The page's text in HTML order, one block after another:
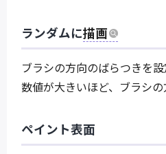
ランダムに描画
ブラシの方向のばらつきを
数値が大きいほど、ブラシ
ペイント表面